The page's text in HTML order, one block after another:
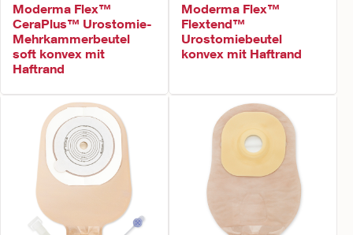
Moderma Flex™
CeraPlus™ Urostomie-
Mehrkammerbeutel
soft konvex mit
Haftrand
Moderma Flex™
Flextend™
Urostomiebeutel
konvex mit Haftrand